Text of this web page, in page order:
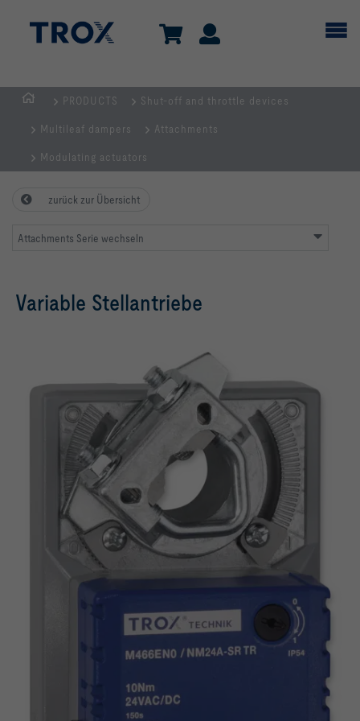
PRODUCTS Shut-off and throttle devices
Multileaf dampers Attachments
Modulating actuators
zurück zur Übersicht
Attachments Serie wechseln
Variable Stellantriebe